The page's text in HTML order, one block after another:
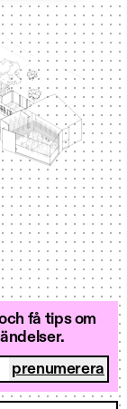
få tips om